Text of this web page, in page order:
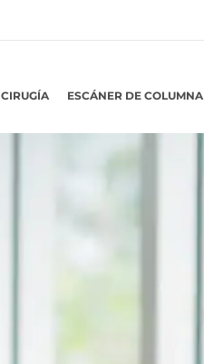
CIRUGÍA ESCÁNER DE COLUMNA